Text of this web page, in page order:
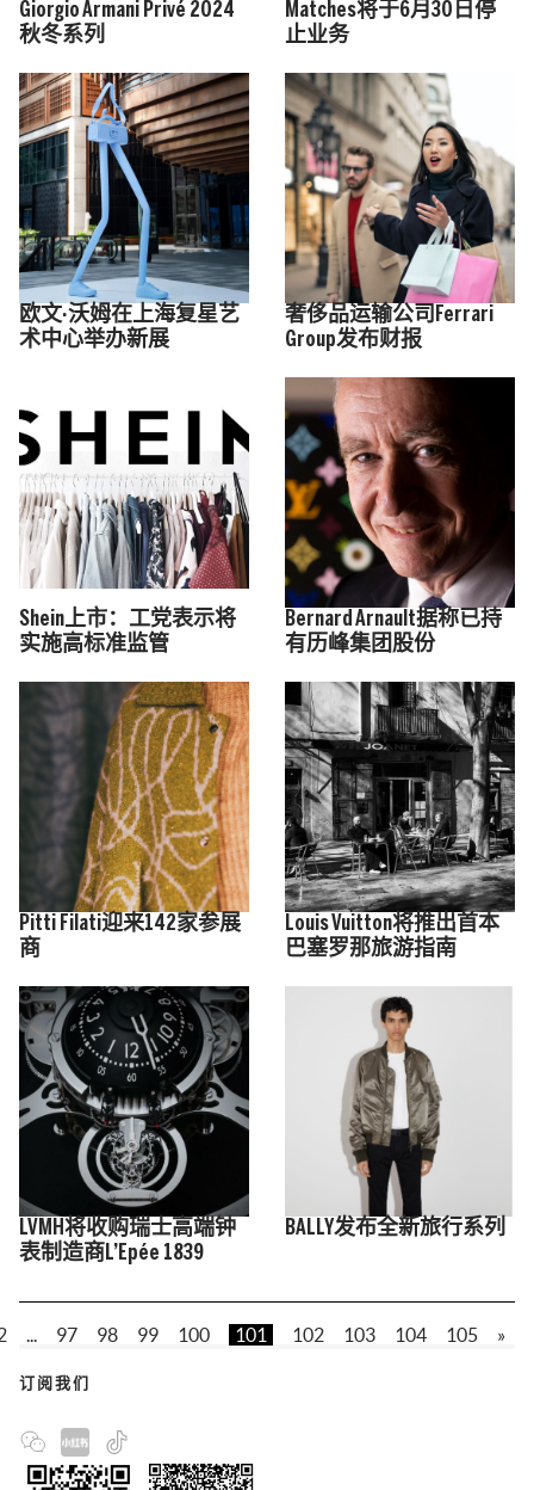
Giorgio Armani Privé 2024
秋冬系列
Matches将于6月30日停
止业务
欧文·沃姆在上海复星艺
术中心举办新展
奢侈品运输公司Ferrari
Group发布财报
Shein上市：工党表示将
实施高标准监管
Bernard Arnault据称已持
有历峰集团股份
Pitti Filati迎来142家参展
商
Louis Vuitton将推出首本
巴塞罗那旅游指南
LVMH将收购瑞士高端钟
表制造商L’Epée 1839
BALLY发布全新旅行系列
... 97 98 99 100 101 102 103 104 105 »
订阅我们